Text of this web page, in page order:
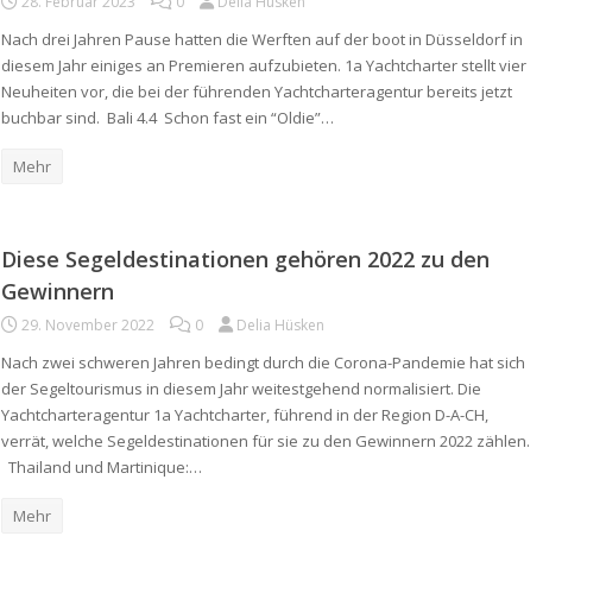
Nach drei Jahren Pause hatten die Werften auf der boot in Düsseldorf in
diesem Jahr einiges an Premieren aufzubieten. 1a Yachtcharter stellt vier
Neuheiten vor, die bei der führenden Yachtcharteragentur bereits jetzt
buchbar sind. Bali 4.4 Schon fast ein “Oldie”…
Mehr
Diese Segeldestinationen gehören 2022 zu den
Gewinnern
29. November 2022 0 Delia Hüsken
Nach zwei schweren Jahren bedingt durch die Corona-Pandemie hat sich
der Segeltourismus in diesem Jahr weitestgehend normalisiert. Die
Yachtcharteragentur 1a Yachtcharter, führend in der Region D-A-CH,
verrät, welche Segeldestinationen für sie zu den Gewinnern 2022 zählen.
Thailand und Martinique:…
Mehr